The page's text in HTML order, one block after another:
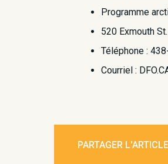
Programme
520 Exmouth
Téléphone :
Courriel :
PARTAGER L'ARTICLE